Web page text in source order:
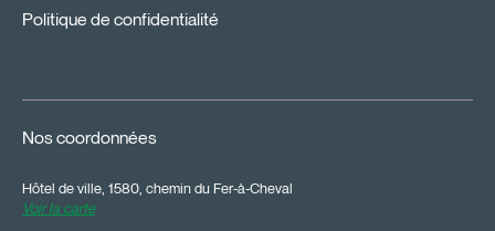
Politique de confidentialité
Nos coordonnées
Hôtel de ville, 1580, chemin du Fer-à-Cheval
Voir la carte